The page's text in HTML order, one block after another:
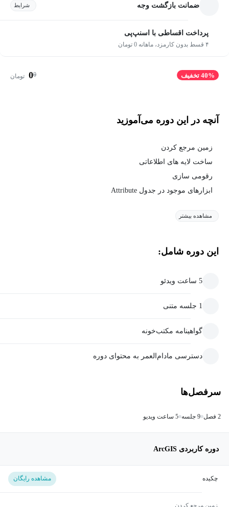
ضمانت بازگشت وجه شرایط
پرداخت اقساطی با اسنپ‌پی
۴ قسط بدون کارمزد، ماهانه 0 تومان
40% تخفیف 0
0 تومان
آنچه در این دوره می‌آموزید
زمین مرجع کردن
ساخت لایه های اطلاعاتی
رقومی سازی
ابزارهای موجود در جدول Attribute
مشاهده بیشتر
این دوره شامل:
5 ساعت ویدئو
1 جلسه متنی
گواهینامه مکتب‌خونه
دسترسی مادام‌العمر به محتوای دوره
سرفصل‌ها
2 فصل 9 جلسه 5 ساعت ویدیو
دوره کاربردی ArcGIS
چکیده مشاهده رایگان
زمین مرجع کردن